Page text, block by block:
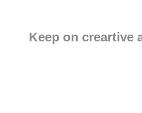
Keep on creartive